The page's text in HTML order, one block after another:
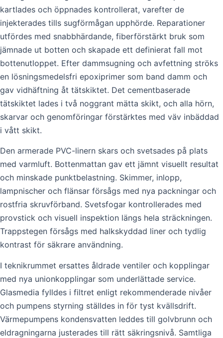
kartlades och öppnades kontrollerat, varefter de
injekterades tills sugförmågan upphörde. Reparationer
utfördes med snabbhärdande, fiberförstärkt bruk som
jämnade ut botten och skapade ett definierat fall mot
bottenutloppet. Efter dammsugning och avfettning ströks
en lösningsmedelsfri epoxiprimer som band damm och
gav vidhäftning åt tätskiktet. Det cementbaserade
tätskiktet lades i två noggrant mätta skikt, och alla hörn,
skarvar och genomföringar förstärktes med väv inbäddad
i vått skikt.
Den armerade PVC-linern skars och svetsades på plats
med varmluft. Bottenmattan gav ett jämnt visuellt resultat
och minskade punktbelastning. Skimmer, inlopp,
lampnischer och flänsar försågs med nya packningar och
rostfria skruvförband. Svetsfogar kontrollerades med
provstick och visuell inspektion längs hela sträckningen.
Trappstegen försågs med halkskyddad liner och tydlig
kontrast för säkrare användning.
I teknikrummet ersattes åldrade ventiler och kopplingar
med nya unionkopplingar som underlättade service.
Glasmedia fylldes i filtret enligt rekommenderade nivåer
och pumpens styrning ställdes in för tyst kvällsdrift.
Värmepumpens kondensvatten leddes till golvbrunn och
eldragningarna justerades till rätt säkringsnivå. Samtliga